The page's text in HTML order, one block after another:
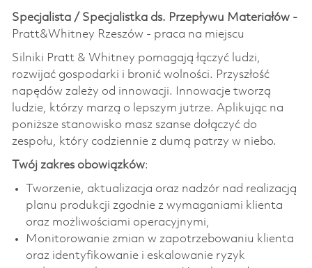
Specjalista / Specjalistka ds. Przepływu Materiałów -
Pratt&Whitney Rzeszów - praca na miejscu
Silniki Pratt & Whitney pomagają łączyć ludzi,
rozwijać gospodarki i bronić wolności. Przyszłość
napędów zależy od innowacji. Innowacje tworzą
ludzie, którzy marzą o lepszym jutrze. Aplikując na
poniższe stanowisko masz szanse dołączyć do
zespołu, który codziennie z dumą patrzy w niebo.
Twój zakres obowiązków:
Tworzenie, aktualizacja oraz nadzór nad realizacją
planu produkcji zgodnie z wymaganiami klienta
oraz możliwościami operacyjnymi,
Monitorowanie zmian w zapotrzebowaniu klienta
oraz identyfikowanie i eskalowanie ryzyk